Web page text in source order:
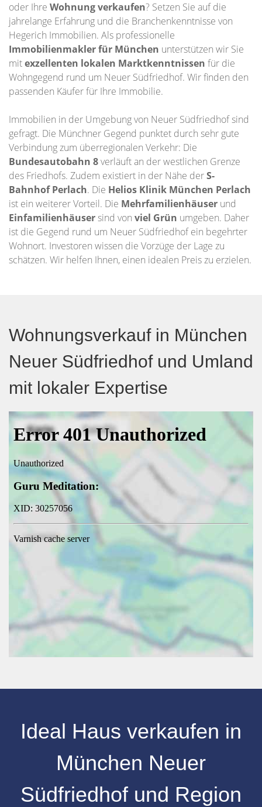
oder Ihre Wohnungverkaufen? Setzen Sie auf die
jahrelange Erfahrung und die Branchenkenntnisse von
Hegerich Immobilien. Als professionelle
Immobilienmakler für München unterstützen wir Sie
mitexzellenten lokalen Marktkenntnissen für die
Wohngegend rund um Neuer Südfriedhof. Wir finden den
passenden Käufer für Ihre Immobilie.
Immobilien in der Umgebung von Neuer Südfriedhof sind
gefragt. Die Münchner Gegend punktet durch sehr gute
Verbindung zum überregionalen Verkehr: Die
Bundesautobahn 8verläuft an der westlichen Grenze
des Friedhofs. Zudem existiert in der Nähe derS-
Bahnhof Perlach. Die Helios Klinik München Perlach
ist ein weiterer Vorteil. Die Mehrfamilienhäuser und
Einfamilienhäusersind von viel Grün umgeben. Daher
ist die Gegend rund um Neuer Südfriedhof ein begehrter
Wohnort. Investoren wissen die Vorzüge der Lage zu
schätzen. Wir helfen Ihnen, einen idealen Preis zu erzielen.
Wohnungsverkauf in München
Neuer Südfriedhof und Umland
mit lokaler Expertise
Ideal Haus verkaufen in
München Neuer
Südfriedhof und Region